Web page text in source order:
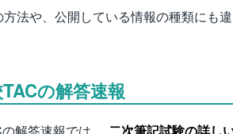
法や、公開している情報の種類にも
の解答速報